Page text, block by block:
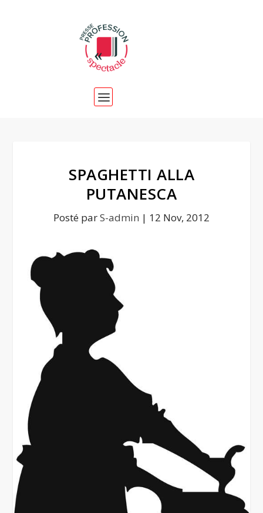
SPAGHETTI ALLA
PUTANESCA
Posté parS-admin | 12 Nov, 2012